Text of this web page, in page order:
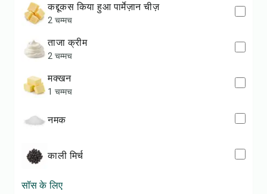
कद्दूकस किया हुआ पार्मेज़ान चीज़
2 चम्मच
ताजा क्रीम
2 चम्मच
मक्खन
1 चम्मच
नमक
काली मिर्च
सॉस के लिए